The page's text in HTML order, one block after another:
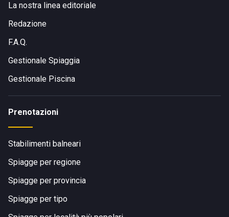
La nostra linea editoriale
Redazione
F.A.Q.
Gestionale Spiaggia
Gestionale Piscina
Prenotazioni
Stabilimenti balneari
Spiagge per regione
Spiagge per provincia
Spiagge per tipo